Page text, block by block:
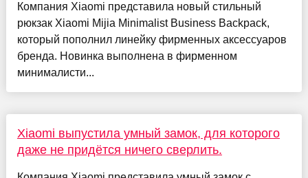
Компания Xiaomi представила новый стильный
рюкзак Xiaomi Mijia Minimalist Business Backpack,
который пополнил линейку фирменных аксессуаров
бренда. Новинка выполнена в фирменном
минималисти...
Xiaomi выпустила умный замок, для которого
даже не придётся ничего сверлить.